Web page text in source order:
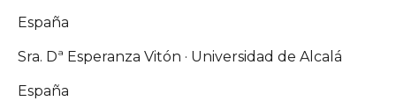
España
Sra. Dª Esperanza Vitón · Universidad de Alcalá
España